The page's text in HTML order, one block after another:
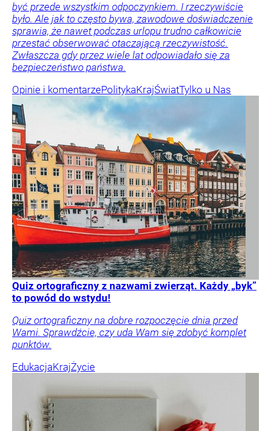
być przede wszystkim odpoczynkiem. I rzeczywiście
było. Ale jak to często bywa, zawodowe doświadczenie
sprawia, że nawet podczas urlopu trudno całkowicie
przestać obserwować otaczającą rzeczywistość.
Zwłaszcza gdy przez wiele lat odpowiadało się za
bezpieczeństwo państwa.
Opinie i komentarzePolitykaKrajŚwiatTylko u Nas
Quiz ortograficzny z nazwami zwierząt. Każdy „byk”
to powód do wstydu!
Quiz ortograficzny na dobre rozpoczęcie dnia przed
Wami. Sprawdźcie, czy uda Wam się zdobyć komplet
punktów.
EdukacjaKrajŻycie